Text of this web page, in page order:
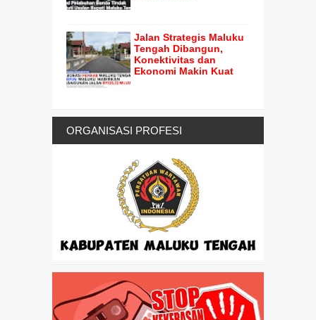
Jalan Strategis Maluku
Tengah Dibangun,
Konektivitas dan
Ekonomi Makin Kuat
ORGANISASI PROFESI